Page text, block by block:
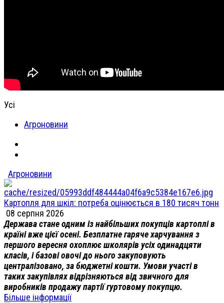
Усі
Агроновини
Агроновини
Картопля для шкіл: потреба оцінюється в 180 тисяч тонн
08 серпня 2026
Держава стане одним із найбільших покупців картоплі в
країні вже цієї осені. Безплатне гаряче харчування з
першого вересня охоплює школярів усіх одинадцяти
класів, і базові овочі до нього закуповують
централізовано, за бюджетні кошти. Умови участі в
таких закупівлях відрізняються від звичного для
виробників продажу партії гуртовому покупцю.
Більше інформації